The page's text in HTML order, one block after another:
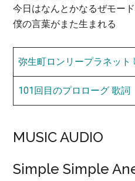
今日はなんとかなるぜモー
僕の言葉がまた生まれる
弥生町ロンリープラネット
101回目のプロローグ 歌詞
MUSIC AUDIO
Simple Simple